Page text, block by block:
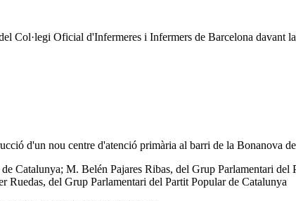
Col·legi Oficial d'Infermeres i Infermers de Barcelona
d'un nou centre d'atenció primària al barri de la Bonanova
Catalunya; M. Belén Pajares Ribas, del Grup Parlamentari
Ruedas, del Grup Parlamentari del Partit Popular de Catalunya